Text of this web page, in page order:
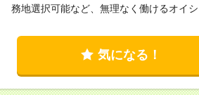
務地選択可能など、無理なく働けるオイシ
気になる！